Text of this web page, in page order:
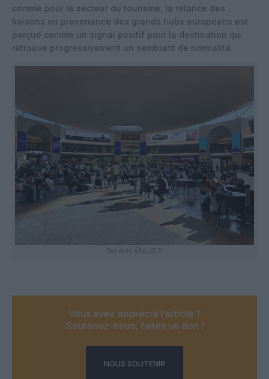
comme pour le secteur du tourisme, la relance des
liaisons en provenance des grands hubs européens est
perçue comme un signal positif pour la destination qui
retrouve progressivement un semblant de normalité.
Tel Aviv @AJ/DR
Vous avez apprécié l’article ?
Soutenez-nous, faites un don !
NOUS SOUTENIR